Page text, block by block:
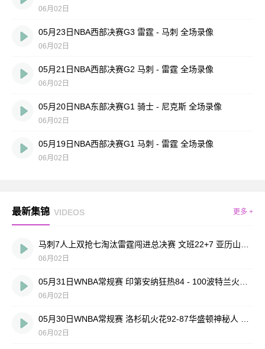
06月02日
05月23日NBA西部决赛G3 雷霆 - 马刺 全场录像
06月02日
05月21日NBA西部决赛G2 马刺 - 雷霆 全场录像
06月02日
05月20日NBA东部决赛G1 骑士 - 尼克斯 全场录像
06月02日
05月19日NBA西部决赛G1 马刺 - 雷霆 全场录像
06月02日
最新集锦 VIDEOS 更多 +
06月02日
06月02日
06月02日